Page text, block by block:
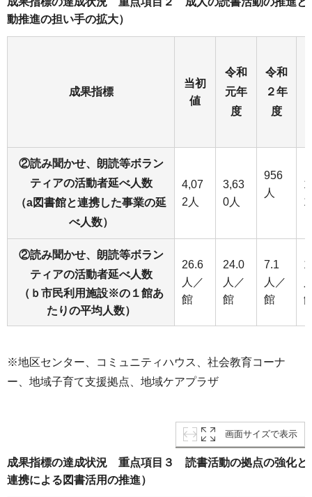
動推進の担い手の拡大）
成果指標
当初
値
令和
元年
度
令和
２年
度
②読み聞かせ、朗読等ボラン
ティアの活動者延べ人数
（a図書館と連携した事業の延
べ人数）
4,07
2人
3,63
0人
956
人
②読み聞かせ、朗読等ボラン
ティアの活動者延べ人数
（ｂ市民利用施設※の１館あ
たりの平均人数）
26.6
人／
館
24.0
人／
館
7.1
人／
館
※地区センター、コミュニティハウス、社会教育コーナ
ー、地域子育て支援拠点、地域ケアプラザ
画面サイズで表示
成果指標の達成状況 重点項目３ 読書活動の拠点の強化と
連携による図書活用の推進）